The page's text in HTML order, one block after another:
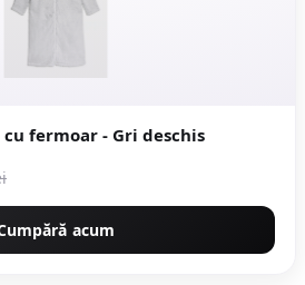
fermoar - Gri deschis
acum